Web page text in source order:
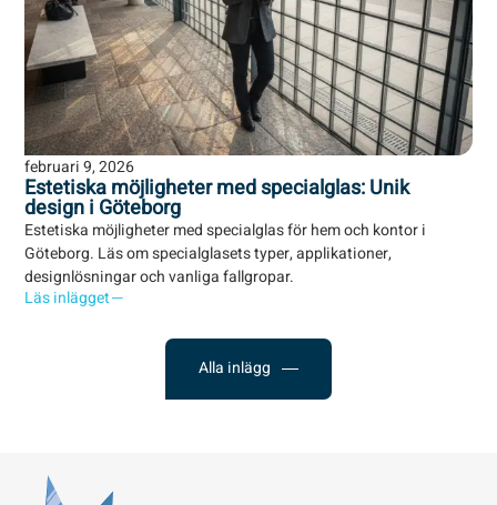
februari 9, 2026
Estetiska möjligheter med specialglas: Unik
design i Göteborg
Estetiska möjligheter med specialglas för hem och kontor i
Göteborg. Läs om specialglasets typer, applikationer,
designlösningar och vanliga fallgropar.
Läs inlägget
Alla inlägg